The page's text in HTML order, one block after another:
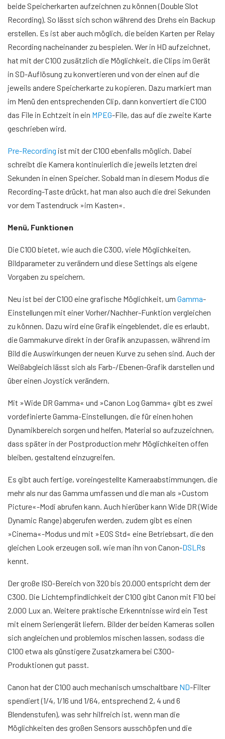
beide Speicherkarten aufzeichnen zu können (Double Slot
Recording). So lässt sich schon während des Drehs ein Backup
erstellen. Es ist aber auch möglich, die beiden Karten per Relay
Recording nacheinander zu bespielen. Wer in HD aufzeichnet,
hat mit der C100 zusätzlich die Möglichkeit, die Clips im Gerät
in SD-Auflösung zu konvertieren und von der einen auf die
jeweils andere Speicherkarte zu kopieren. Dazu markiert man
im Menü den entsprechenden Clip, dann konvertiert die C100
das File in Echtzeit in ein MPEG-File, das auf die zweite Karte
geschrieben wird.
Pre-Recording ist mit der C100 ebenfalls möglich. Dabei
schreibt die Kamera kontinuierlich die jeweils letzten drei
Sekunden in einen Speicher. Sobald man in diesem Modus die
Recording-Taste drückt, hat man also auch die drei Sekunden
vor dem Tastendruck »im Kasten«.
Menü, Funktionen
Die C100 bietet, wie auch die C300, viele Möglichkeiten,
Bildparameter zu verändern und diese Settings als eigene
Vorgaben zu speichern.
Neu ist bei der C100 eine grafische Möglichkeit, um Gamma-
Einstellungen mit einer Vorher/Nachher-Funktion vergleichen
zu können. Dazu wird eine Grafik eingeblendet, die es erlaubt,
die Gammakurve direkt in der Grafik anzupassen, während im
Bild die Auswirkungen der neuen Kurve zu sehen sind. Auch der
Weißabgleich lässt sich als Farb-/Ebenen-Grafik darstellen und
über einen Joystick verändern.
Mit »Wide DR Gamma« und »Canon Log Gamma« gibt es zwei
vordefinierte Gamma-Einstellungen, die für einen hohen
Dynamikbereich sorgen und helfen, Material so aufzuzeichnen,
dass später in der Postproduction mehr Möglichkeiten offen
bleiben, gestaltend einzugreifen.
Es gibt auch fertige, voreingestellte Kameraabstimmungen, die
mehr als nur das Gamma umfassen und die man als »Custom
Picture«-Modi abrufen kann. Auch hierüber kann Wide DR (Wide
Dynamic Range) abgerufen werden, zudem gibt es einen
»Cinema«-Modus und mit »EOS Std« eine Betriebsart, die den
gleichen Look erzeugen soll, wie man ihn von Canon-DSLRs
kennt.
Der große ISO-Bereich von 320 bis 20.000 entspricht dem der
C300. Die Lichtempfindlichkeit der C100 gibt Canon mit F10 bei
2.000 Lux an. Weitere praktische Erkenntnisse wird ein Test
mit einem Seriengerät liefern. Bilder der beiden Kameras sollen
sich angleichen und problemlos mischen lassen, sodass die
C100 etwa als günstigere Zusatzkamera bei C300-
Produktionen gut passt.
Canon hat der C100 auch mechanisch umschaltbare ND-Filter
spendiert (1/4, 1/16 und 1/64, entsprechend 2, 4 und 6
Blendenstufen), was sehr hilfreich ist, wenn man die
Möglichkeiten des großen Sensors ausschöpfen und die